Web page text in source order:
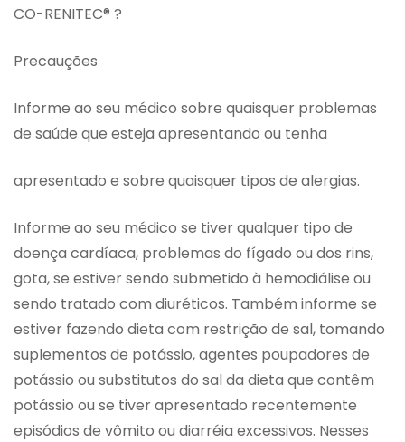
CO-RENITEC® ?
Precauções
Informe ao seu médico sobre quaisquer problemas
de saúde que esteja apresentando ou tenha
apresentado e sobre quaisquer tipos de alergias.
Informe ao seu médico se tiver qualquer tipo de
doença cardíaca, problemas do fígado ou dos rins,
gota, se estiver sendo submetido à hemodiálise ou
sendo tratado com diuréticos. Também informe se
estiver fazendo dieta com restrição de sal, tomando
suplementos de potássio, agentes poupadores de
potássio ou substitutos do sal da dieta que contêm
potássio ou se tiver apresentado recentemente
episódios de vômito ou diarréia excessivos. Nesses